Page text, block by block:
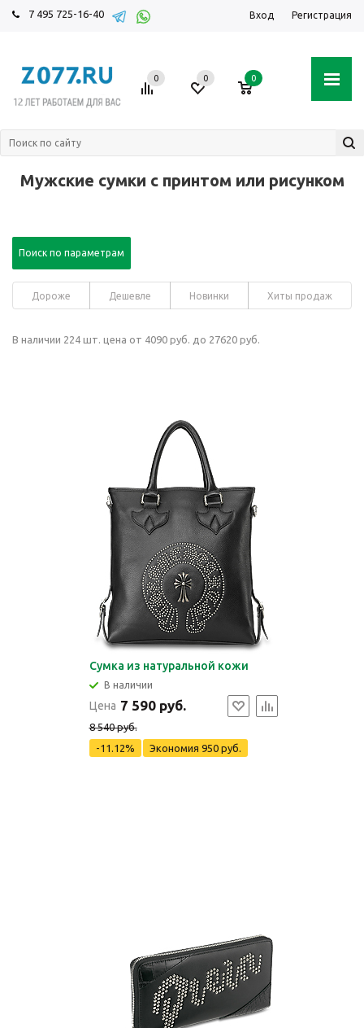
7 495 725-16-40 Вход Регистрация
0 0 0
Мужские сумки с принтом или рисунком
Поиск по параметрам
Дороже Дешевле Новинки Хиты продаж
В наличии 224 шт. цена от 4090 руб. до 27620 руб.
Сумка из натуральной кожи
В наличии
Цена 7 590 руб.
8 540 руб.
-11.12%
Экономия 950 руб.